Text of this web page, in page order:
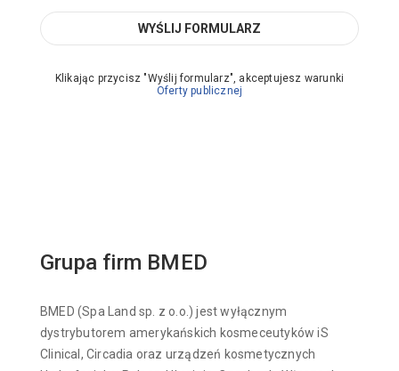
Klikając przycisz "Wyślij formularz", akceptujesz warunki
Oferty publicznej
Grupa firm BMED
BMED (Spa Land sp. z o.o.) jest wyłącznym
dystrybutorem amerykańskich kosmeceutyków iS
Clinical, Circadia oraz urządzeń kosmetycznych